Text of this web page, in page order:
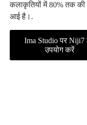
कलाकृतियों में 80% तक की
आई है।.
Ima Studio पर Niji7
उपयोग करें